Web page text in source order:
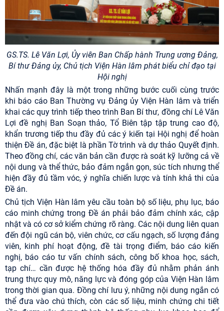
GS.TS. Lê Văn Lợi, Ủy viên Ban Chấp hành Trung ương Đảng,
Bí thư Đảng ủy, Chủ tịch Viện Hàn lâm phát biểu chỉ đạo tại
Hội nghị
Nhấn mạnh đây là một trong những bước cuối cùng trước
khi báo cáo Ban Thường vụ Đảng ủy Viện Hàn lâm và triển
khai các quy trình tiếp theo trình Ban Bí thư, đồng chí Lê Văn
Lợi đề nghị Ban Soạn thảo, Tổ Biên tập tập trung cao độ,
khẩn trương tiếp thu đầy đủ các ý kiến tại Hội nghị để hoàn
thiện Đề án, đặc biệt là phần Tờ trình và dự thảo Quyết định.
Theo đồng chí, các văn bản cần được rà soát kỹ lưỡng cả về
nội dung và thể thức, bảo đảm ngắn gọn, súc tích nhưng thể
hiện đầy đủ tầm vóc, ý nghĩa chiến lược và tính khả thi của
Đề án.
Chủ tịch Viện Hàn lâm yêu cầu toàn bộ số liệu, phụ lục, báo
cáo minh chứng trong Đề án phải bảo đảm chính xác, cập
nhật và có cơ sở kiểm chứng rõ ràng. Các nội dung liên quan
đến đội ngũ cán bộ, viên chức, cơ cấu ngạch, số lượng đảng
viên, kinh phí hoạt động, đề tài trọng điểm, báo cáo kiến
nghị, báo cáo tư vấn chính sách, công bố khoa học, sách,
tạp chí… cần được hệ thống hóa đầy đủ nhằm phản ánh
trung thực quy mô, năng lực và đóng góp của Viện Hàn lâm
trong thời gian qua. Đồng chí lưu ý, những nội dung ngắn có
thể đưa vào chú thích, còn các số liệu, minh chứng chi tiết